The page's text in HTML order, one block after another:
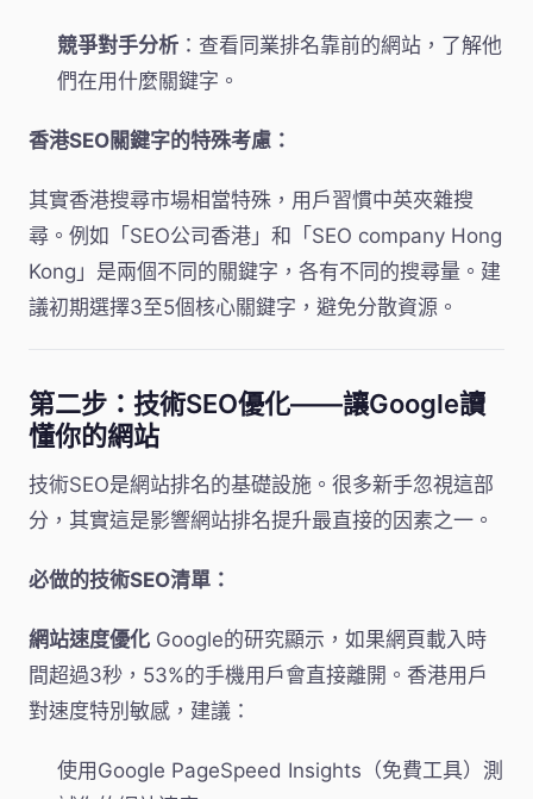
競爭對手分析 ：查看同業排名靠前的網站，了解他
們在用什麼關鍵字。
香港SEO關鍵字的特殊考慮：
其實香港搜尋市場相當特殊，用戶習慣中英夾雜搜
尋。例如「SEO公司香港」和「SEO company Hong
Kong」是兩個不同的關鍵字，各有不同的搜尋量。建
議初期選擇3至5個核心關鍵字，避免分散資源。
第二步：技術SEO優化——讓Google讀
懂你的網站
技術SEO是網站排名的基礎設施。很多新手忽視這部
分，其實這是影響網站排名提升最直接的因素之一。
必做的技術SEO清單：
網站速度優化 Google的研究顯示，如果網頁載入時
間超過3秒，53%的手機用戶會直接離開。香港用戶
對速度特別敏感，建議：
使用Google PageSpeed Insights（免費工具）測